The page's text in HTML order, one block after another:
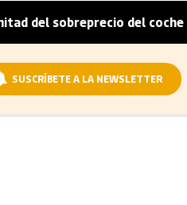
del coche eléctrico
SUSCRÍBETE A LA NEWSLETTER